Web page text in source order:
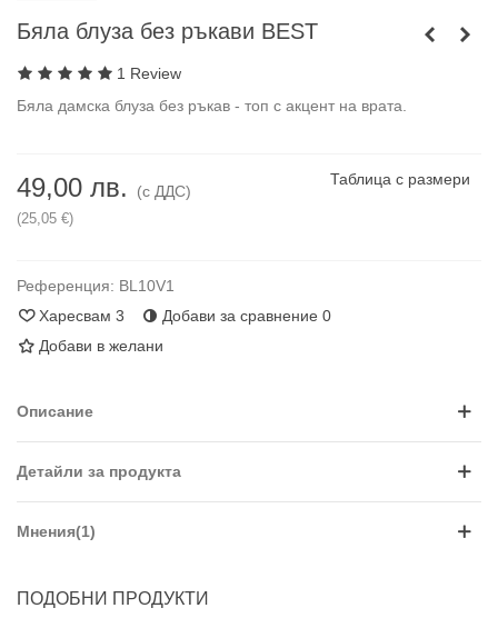
Бяла блуза без ръкави BEST
1 Review
Бяла дамска блуза без ръкав - топ с акцент на врата.
49,00 лв. (с ДДС)
(25,05 €)
Таблица с размери
Референция: BL10V1
Харесвам 3 Добави за сравнение 0
Добави в желани
Описание
Детайли за продукта
Мнения(1)
ПОДОБНИ ПРОДУКТИ